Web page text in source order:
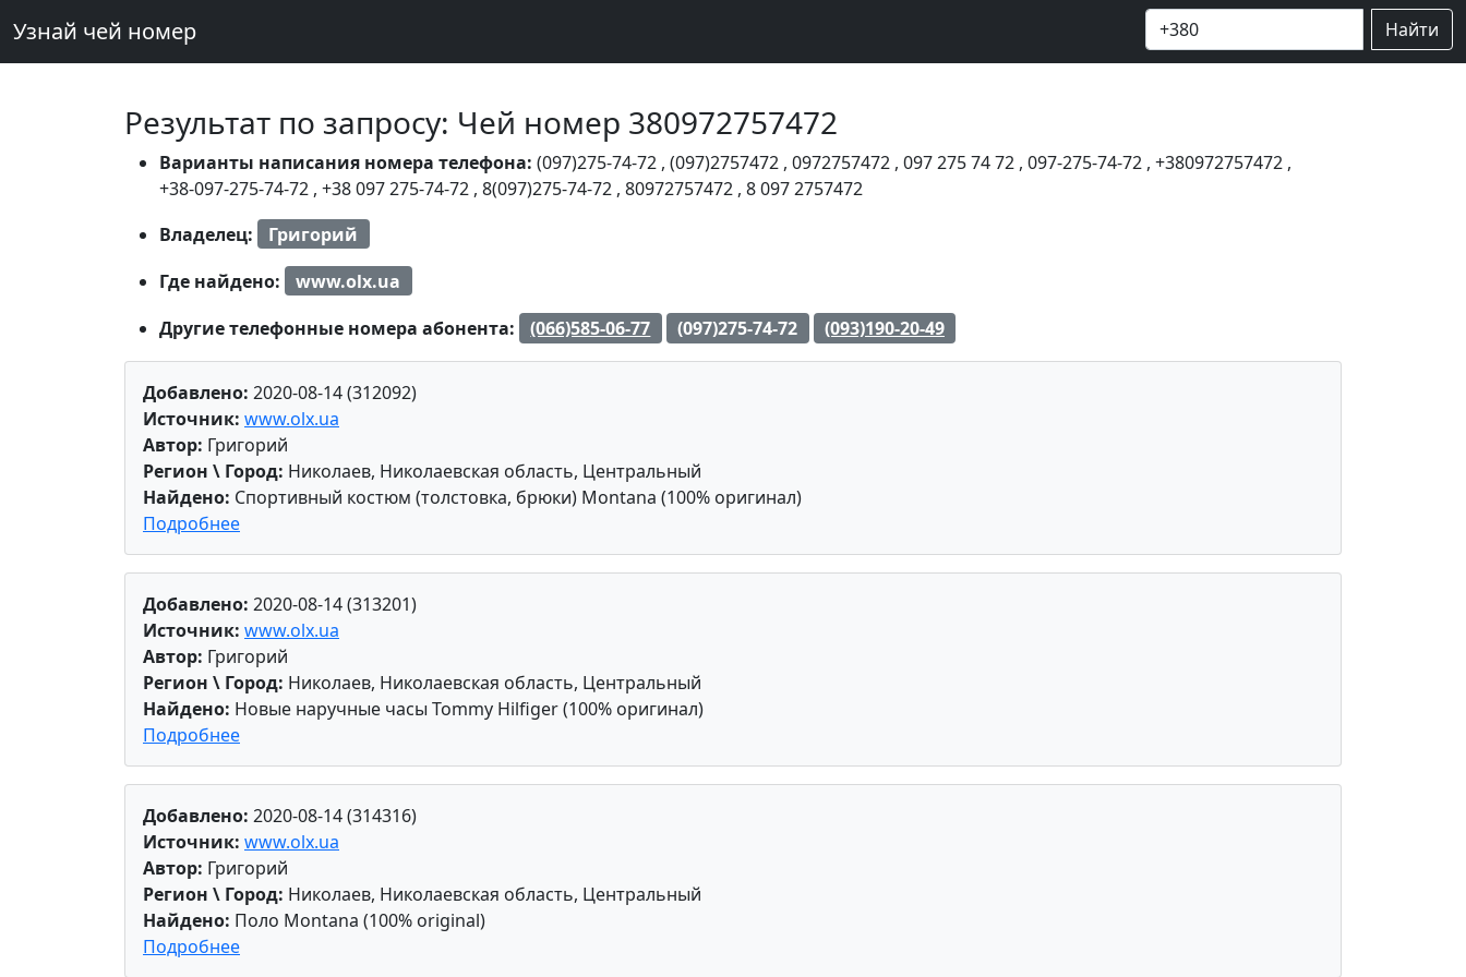
Узнай чей номер Найти
Результат по запросу: Чей номер 380972757472
Варианты написания номера телефона: (097)275-74-72 , (097)2757472 , 0972757472 , 097 275 74 72 , 097-275-74-72 , +380972757472 ,
+38-097-275-74-72 , +38 097 275-74-72 , 8(097)275-74-72 , 80972757472 , 8 097 2757472
Владелец:
Григорий
Где найдено:
www.olx.ua
Другие телефонные номера абонента:
(066)585-06-77 (097)275-74-72 (093)190-20-49
Добавлено: 2020-08-14 (312092)
Источник: www.olx.ua
Автор: Григорий
Регион \ Город: Николаев, Николаевская область, Центральный
Найдено: Спортивный костюм (толстовка, брюки) Montana (100% оригинал)
Подробнее
Добавлено: 2020-08-14 (313201)
Источник: www.olx.ua
Автор: Григорий
Регион \ Город: Николаев, Николаевская область, Центральный
Найдено: Новые наручные часы Tommy Hilfiger (100% оригинал)
Подробнее
Добавлено: 2020-08-14 (314316)
Источник: www.olx.ua
Автор: Григорий
Регион \ Город: Николаев, Николаевская область, Центральный
Найдено: Поло Montana (100% original)
Подробнее